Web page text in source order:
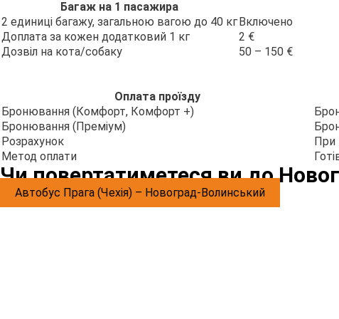
Багаж на 1 пасажира
2 единиці багажу, загальною вагою до 40 кгВключено
Доплата за кожен додатковий 1 кг
2 €
Дозвіл на кота/собаку
50 – 150 €
Оплата проїзду
Бронювання (Комфорт, Комфорт +)
Бронювання (Преміум)
Розрахунок
При
Метод оплати
Чи повертатиметеся ви до
Автобус Прага (Чехія) – Новоград-Волинський